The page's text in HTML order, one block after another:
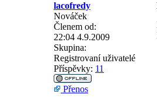
lacofredy
Nováček
Členem od:
22:04 4.9.2009
Skupina:
Registrovaní uživatelé
Příspěvky: 11
Přenos